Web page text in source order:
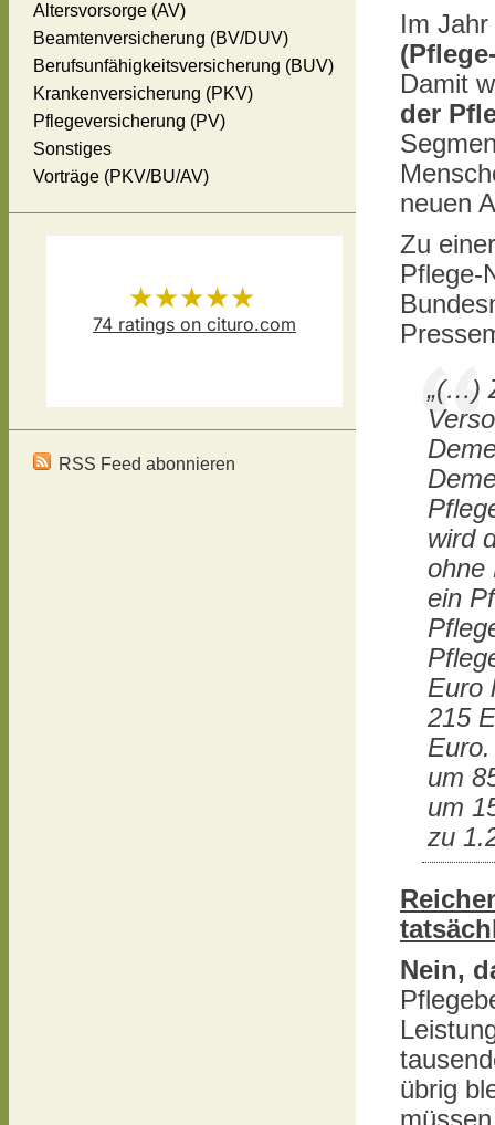
Im Jahr
Damit
der
neuen
Zu
Pflege-
„(…)
wird
ohne
ein
Euro
215
um
um
zu
Nein,
übrig
Altersvorsorge (AV)
Beamtenversicherung (BV/DUV)
Berufsunfähigkeitsversicherung (BUV)
Krankenversicherung (PKV)
Pflegeversicherung (PV)
Sonstiges
Vorträge (PKV/BU/AV)
Schösserhas
★★★★★
74 ratings on cituro.com
RSS Feed abonnieren